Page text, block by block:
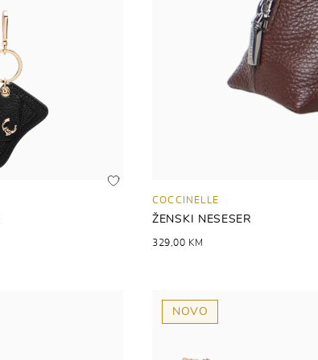
COCCINELLE
ŽENSKI NESESER
329,00 KM
NOVO